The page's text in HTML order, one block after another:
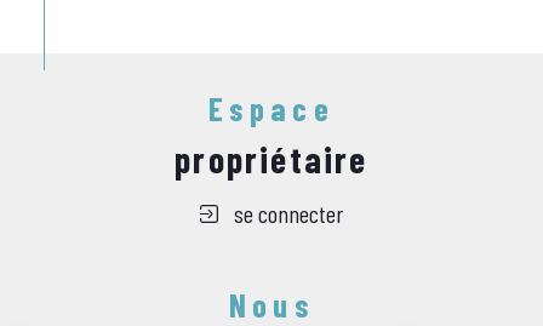
Espace
propriétaire
se connecter
Nous